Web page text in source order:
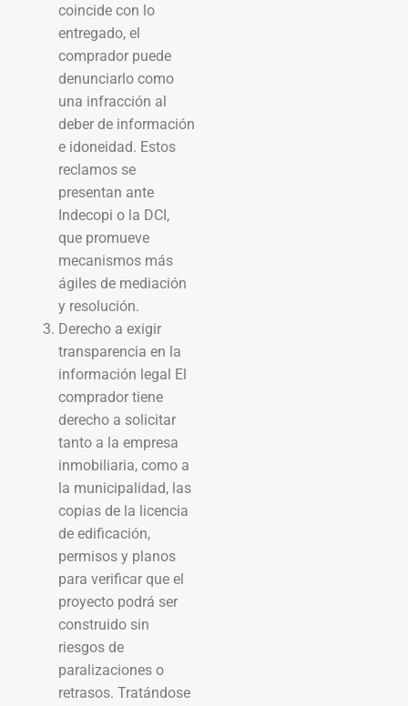
coincide con lo
entregado, el
comprador puede
denunciarlo como
una infracción al
deber de información
e idoneidad. Estos
reclamos se
presentan ante
Indecopi o la DCI,
que promueve
mecanismos más
ágiles de mediación
y resolución.
Derecho a exigir
transparencia en la
información legal El
comprador tiene
derecho a solicitar
tanto a la empresa
inmobiliaria, como a
la municipalidad, las
copias de la licencia
de edificación,
permisos y planos
para verificar que el
proyecto podrá ser
construido sin
riesgos de
paralizaciones o
retrasos. Tratándose